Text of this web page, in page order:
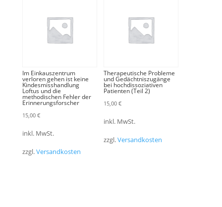
Im Einkauszentrum
verloren gehen ist keine
Kindes­miss­handlung
Loftus und die
methodischen Fehler der
Erinnerungs­forscher
15,00 €
inkl. MwSt.
zzgl.Versandkosten
Therapeutische Probleme
und Gedächtniszugänge
bei hochdissoziativen
Patienten (Teil 2)
15,00 €
inkl. MwSt.
zzgl.Versandkosten